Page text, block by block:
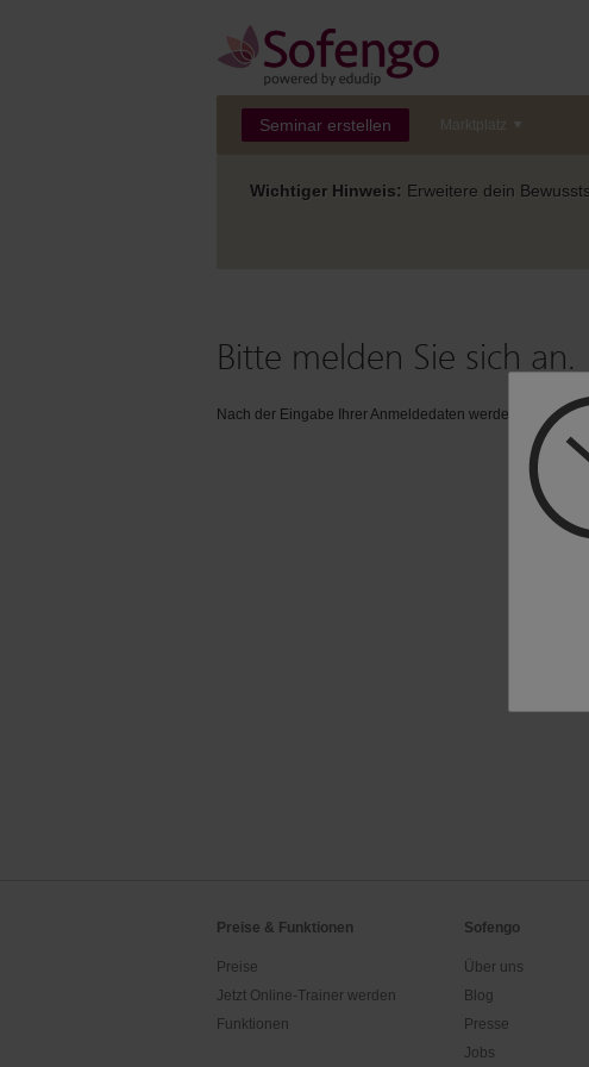
Seminar erstellen Marktplatz
Wichtiger Hinweis: Erweitere dein
Bitte melden Sie sich an.
Nach der Eingabe Ihrer Anmeldedaten werden Sie zur
Preise & Funktionen
Preise
Jetzt Online-Trainer werden
Funktionen
Sofengo
Über uns
Blog
Presse
Jobs